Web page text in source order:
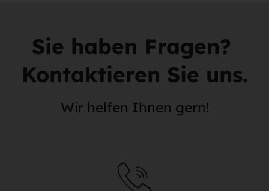
Sie haben Fragen?
Kontaktieren Sie uns.
Wir helfen Ihnen gern!